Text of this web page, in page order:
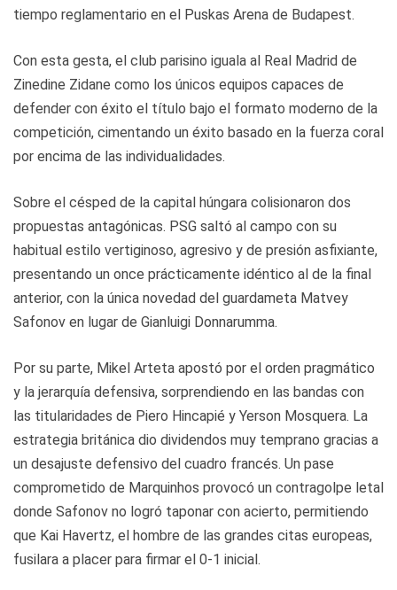
tiempo reglamentario en el Puskas Arena de Budapest.
Con esta gesta, el club parisino iguala al Real Madrid de
Zinedine Zidane como los únicos equipos capaces de
defender con éxito el título bajo el formato moderno de la
competición, cimentando un éxito basado en la fuerza coral
por encima de las individualidades.
Sobre el césped de la capital húngara colisionaron dos
propuestas antagónicas. PSG saltó al campo con su
habitual estilo vertiginoso, agresivo y de presión asfixiante,
presentando un once prácticamente idéntico al de la final
anterior, con la única novedad del guardameta Matvey
Safonov en lugar de Gianluigi Donnarumma.
Por su parte, Mikel Arteta apostó por el orden pragmático
y la jerarquía defensiva, sorprendiendo en las bandas con
las titularidades de Piero Hincapié y Yerson Mosquera. La
estrategia británica dio dividendos muy temprano gracias a
un desajuste defensivo del cuadro francés. Un pase
comprometido de Marquinhos provocó un contragolpe letal
donde Safonov no logró taponar con acierto, permitiendo
que Kai Havertz, el hombre de las grandes citas europeas,
fusilara a placer para firmar el 0-1 inicial.